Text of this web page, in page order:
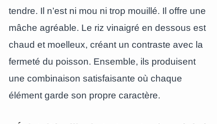
tendre. Il n’est ni mou ni trop mouillé. Il offre une
mâche agréable. Le riz vinaigré en dessous est
chaud et moelleux, créant un contraste avec la
fermeté du poisson. Ensemble, ils produisent
une combinaison satisfaisante où chaque
élément garde son propre caractère.